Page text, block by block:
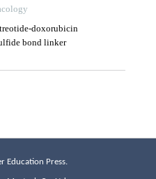
Education Press.